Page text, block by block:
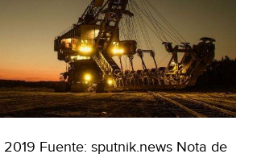
Fuente: sputnik.news Nota de